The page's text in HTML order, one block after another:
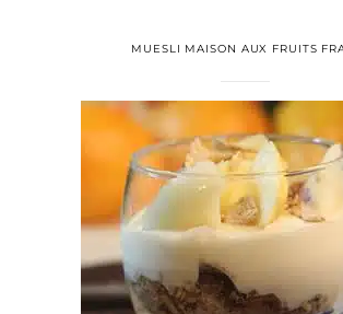
MUESLI MAISON AUX FRUITS